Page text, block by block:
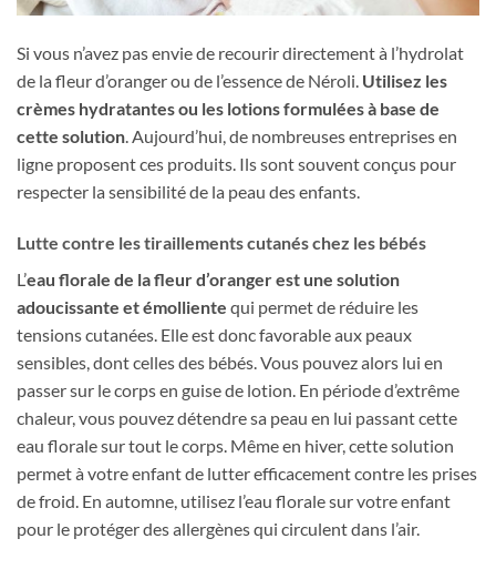
Si vous n’avez pas envie de recourir directement à l’hydrolat
de la fleur d’oranger ou de l’essence de Néroli. Utilisez les
crèmes hydratantes ou les lotions formulées à base de
cette solution. Aujourd’hui, de nombreuses entreprises en
ligne proposent ces produits. Ils sont souvent conçus pour
respecter la sensibilité de la peau des enfants.
Lutte contre les tiraillements cutanés chez les bébés
L’eau florale de la fleur d’oranger est une solution
adoucissante et émolliente qui permet de réduire les
tensions cutanées. Elle est donc favorable aux peaux
sensibles, dont celles des bébés. Vous pouvez alors lui en
passer sur le corps en guise de lotion. En période d’extrême
chaleur, vous pouvez détendre sa peau en lui passant cette
eau florale sur tout le corps. Même en hiver, cette solution
permet à votre enfant de lutter efficacement contre les prises
de froid. En automne, utilisez l’eau florale sur votre enfant
pour le protéger des allergènes qui circulent dans l’air.